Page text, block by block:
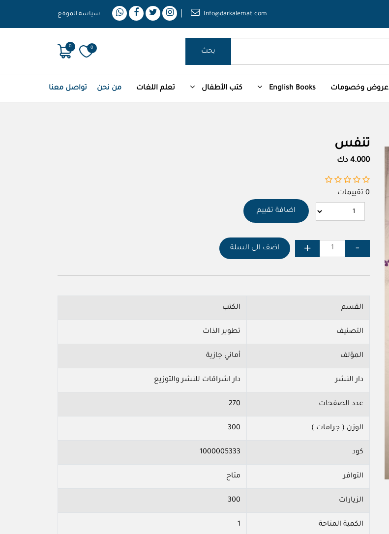
سياسة الموقع Info@darkalemat.com
بحث 0
0
عروض وخصومات English Books كتب الأطفال تعلم اللغات من نحن تواصل معنا
تنفس
4.000 دك
0 تقييمات
اضافة تقييم
اضف الى السلة
القسم الكتب
التصنيف تطوير الذات
المؤلف أماني جازية
دار النشر دار اشراقات للنشر والتوزيع
عدد الصفحات 270
الوزن ( جرامات ) 300
كود 1000005333
التوافر متاح
الزيارات 300
الكمية المتاحة 1